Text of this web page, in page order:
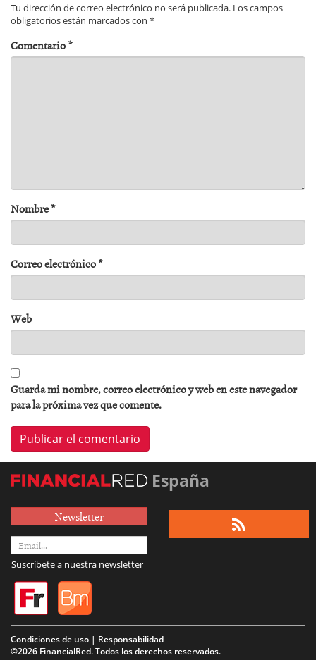
Tu dirección de correo electrónico no será publicada. Los campos
obligatorios están marcados con *
Comentario*
Nombre*
Correo electrónico*
Web
Guarda mi nombre, correo electrónico y web en este navegador
para la próxima vez que comente.
España
Newsletter
Suscríbete a nuestra newsletter
Condiciones de uso | Responsabilidad
©2026 FinancialRed. Todos los derechos reservados.